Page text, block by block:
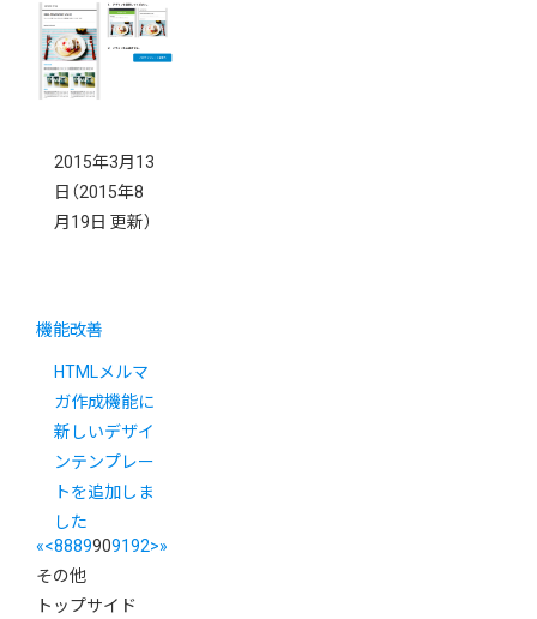
2015年3月13
日 （2015年8
月19日 更新）
機能改善
HTMLメルマ
ガ作成機能に
新しいデザイ
ンテンプレー
トを追加しま
した
«<8889909192>»
その他
トップサイド